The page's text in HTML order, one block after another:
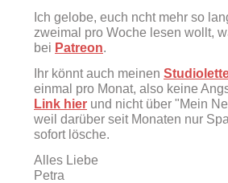
Ich gelobe, euch ncht mehr so
zweimal pro Woche lesen wollt,
bei Patreon.
Ihr könnt auch meinen
einmal pro Monat, also keine
Link hier und nicht über "Mein
weil darüber seit Monaten nur
sofort lösche.
Alles Liebe
Petra